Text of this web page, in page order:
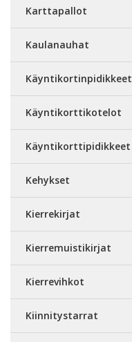
Karttapallot
Kaulanauhat
Käyntikortinpidikkeet
Käyntikorttikotelot
Käyntikorttipidikkeet
Kehykset
Kierrekirjat
Kierremuistikirjat
Kierrevihkot
Kiinnitystarrat